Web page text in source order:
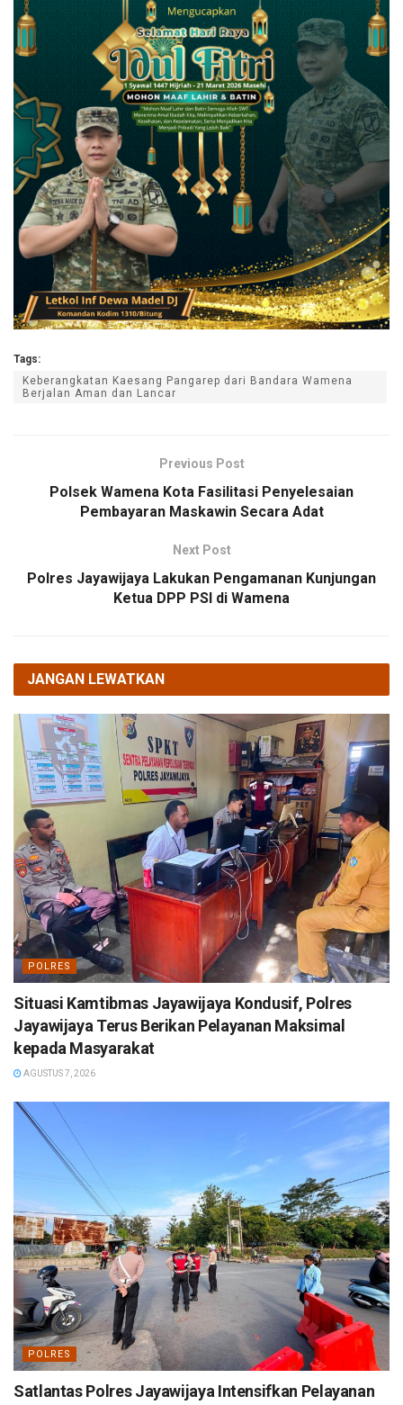
Tags:
Keberangkatan Kaesang Pangarep dari Bandara Wamena
Berjalan Aman dan Lancar
Previous Post
Polsek Wamena Kota Fasilitasi Penyelesaian
Pembayaran Maskawin Secara Adat
Next Post
Polres Jayawijaya Lakukan Pengamanan Kunjungan
Ketua DPP PSI di Wamena
JANGAN LEWATKAN
POLRES
Situasi Kamtibmas Jayawijaya Kondusif, Polres
Jayawijaya Terus Berikan Pelayanan Maksimal
kepada Masyarakat
AGUSTUS 7, 2026
POLRES
Satlantas Polres Jayawijaya Intensifkan Pelayanan